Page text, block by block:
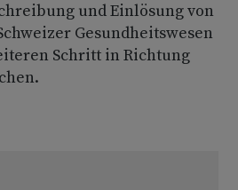
und Einlösung von
Gesundheitswesen
Schritt in Richtung